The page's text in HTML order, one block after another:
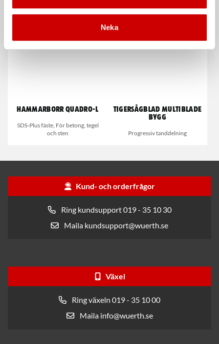
Neka
Hammarborr Quadro-L
SDS-Plus fäste, För betong, tegel
och sten
Tigersågblad multiblade
bygg
Progressiv tanddelning
Kund- och orderfrågor
Ring kundsupport 019 - 35 10 30
Maila kundsupport@wuerth.se
Växel
Ring växeln 019 - 35 10 00
Maila info@wuerth.se